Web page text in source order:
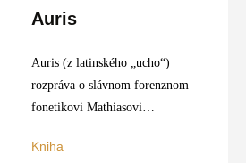
Auris
Auris (z latinského „ucho“)
rozpráva o slávnom forenznom
fonetikovi Mathiasovi
svojim schopnostiam pričinil o
Kniha